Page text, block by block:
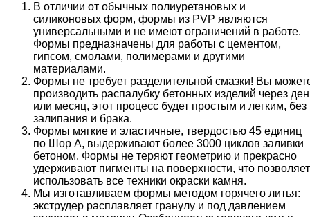
В отличии от обычных полиуретановых и
силиконовых форм, формы из PVP являются
универсальными и не имеют ограничений в работе.
Формы предназначены для работы с цементом,
гипсом, смолами, полимерами и другими
материалами.
Формы не требует разделительной смазки! Вы
производить распалубку бетонных изделий через
или месяц, этот процесс будет простым и легким, без
залипания и брака.
Формы мягкие и эластичные, твердостью 45 единиц
по Шор А, выдерживают более 3000 циклов заливки
бетоном. Формы не теряют геометрию и прекрасно
удерживают пигменты на поверхности, что позволяет
использовать все техники окраски камня.
Мы изготавливаем формы методом горячего литья:
экструдер расплавляет гранулу и под давлением